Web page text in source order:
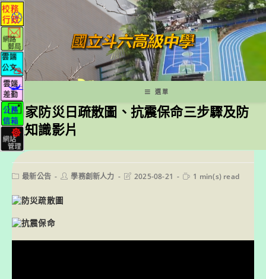
跳
轉
至
主
要
內
容
選單
國家防災日疏散圖、抗震保命三步驟及防
災知識影片
Post最新公告
Post學務創新人力
Post2025-08-21
Reading
1 min(s) read